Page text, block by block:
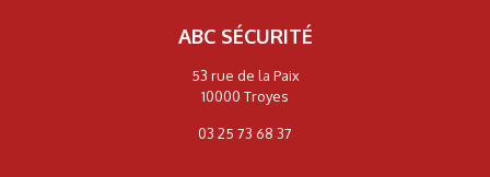
ABC SÉCURITÉ
53 rue de la Paix
10000 Troyes
03 25 73 68 37